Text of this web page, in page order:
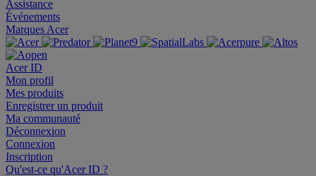
Assistance
Événements
Marques Acer
Acer ID
Mon profil
Mes produits
Enregistrer un produit
Ma communauté
Déconnexion
Connexion
Inscription
Qu'est-ce qu'Acer ID ?